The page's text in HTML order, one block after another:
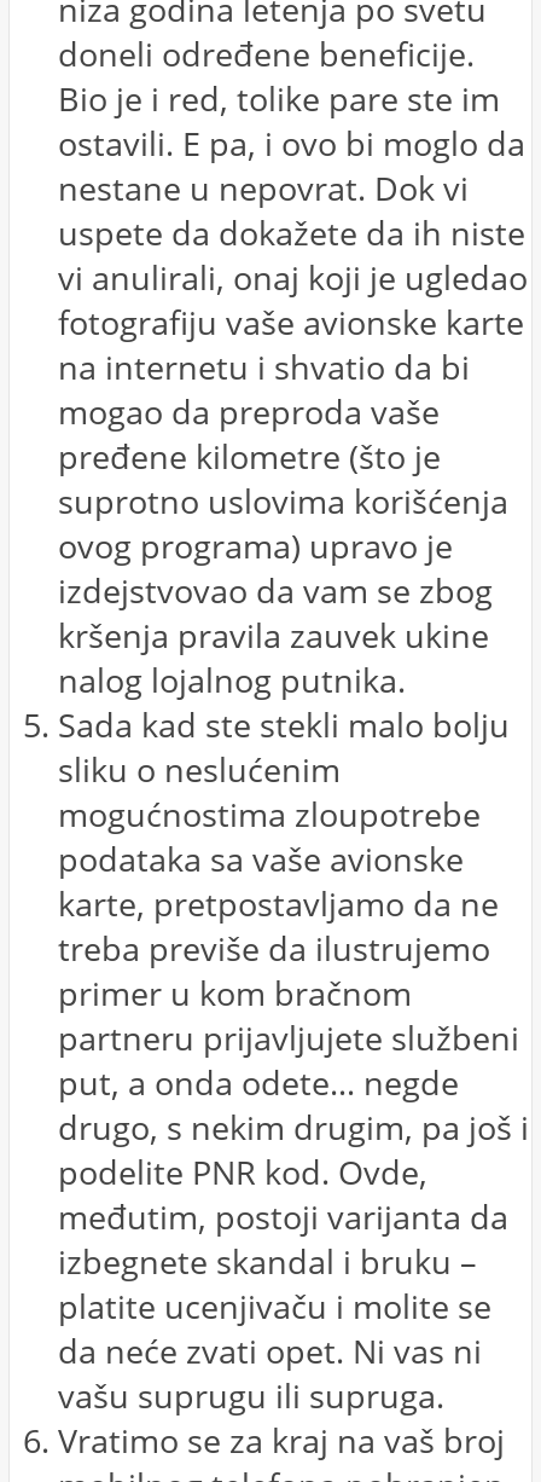
niza godina letenja po svetu
doneli određene beneficije.
Bio je i red, tolike pare ste im
ostavili. E pa, i ovo bi moglo da
nestane u nepovrat. Dok vi
uspete da dokažete da ih niste
vi anulirali, onaj koji je ugledao
fotografiju vaše avionske karte
na internetu i shvatio da bi
mogao da preproda vaše
pređene kilometre (što je
suprotno uslovima korišćenja
ovog programa) upravo je
izdejstvovao da vam se zbog
kršenja pravila zauvek ukine
nalog lojalnog putnika.
Sada kad ste stekli malo bolju
sliku o neslućenim
mogućnostima zloupotrebe
podataka sa vaše avionske
karte, pretpostavljamo da ne
treba previše da ilustrujemo
primer u kom bračnom
partneru prijavljujete službeni
put, a onda odete… negde
drugo, s nekim drugim, pa još i
podelite PNR kod. Ovde,
međutim, postoji varijanta da
izbegnete skandal i bruku –
platite ucenjivaču i molite se
da neće zvati opet. Ni vas ni
vašu suprugu ili supruga.
Vratimo se za kraj na vaš broj